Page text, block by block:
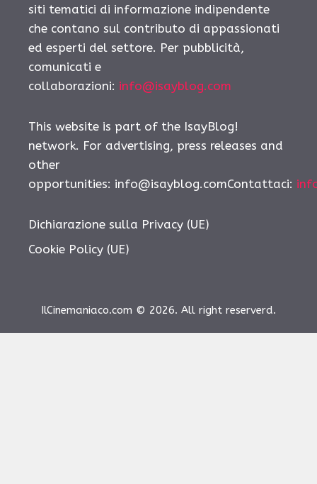
siti tematici di informazione indipendente
che contano sul contributo di appassionati
ed esperti del settore. Per pubblicità,
comunicati e
collaborazioni: info@isayblog.com
This website is part of the IsayBlog!
network. For advertising, press releases and
other
opportunities: info@isayblog.comContattaci:
Dichiarazione sulla Privacy (UE)
Cookie Policy (UE)
IlCinemaniaco.com © 2026. All right reserverd.